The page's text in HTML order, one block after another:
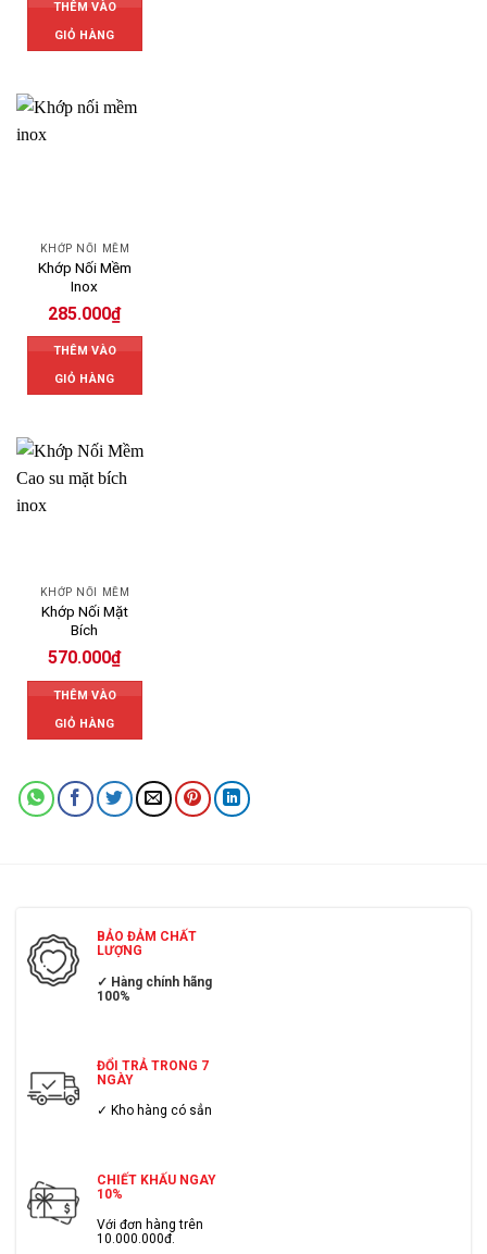
THÊM VÀO
GIỎ HÀNG
KHỚP NỐI MỀM
Khớp Nối Mềm
Inox
285.000₫
THÊM VÀO
GIỎ HÀNG
KHỚP NỐI MỀM
Khớp Nối Mặt
Bích
570.000₫
THÊM VÀO
GIỎ HÀNG
BẢO ĐẢM CHẤT
LƯỢNG
✓ Hàng chính hãng
100%
ĐỔI TRẢ TRONG 7
NGÀY
✓ Kho hàng có sẳn
CHIẾT KHẤU NGAY
10%
Với đơn hàng trên
10.000.000đ.